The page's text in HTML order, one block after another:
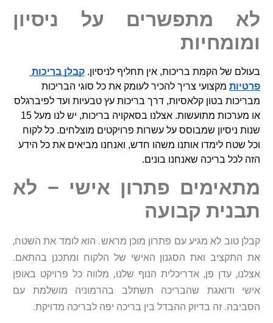
לא מתפשרים על
ניסיון
ומומחיות
בעולם של הקמת בריכות, אין תחליף לניסיון.
פרטיות
הזה לכל בריכה שאנחנו בונים.
מתאימים פתרון אישי – לא
תבנית קבועה
קבלן טוב לא מגיע עם פתרון מוכן מראש. הוא לומד את השטח,
את התקציב ואת הסגנון האישי של הלקוח ומתכנן בהתאם.
אצלנו, עדן פן,אדריכלית הנוף שלנו, מלווה כל פרויקט באופן
אישי
ודואגת שהבריכה תשתלב בהרמוניה מושלמת
עם
הסביבה. זה בדיוק ההבדל בין בריכה יפה לבריכה מדויקת.